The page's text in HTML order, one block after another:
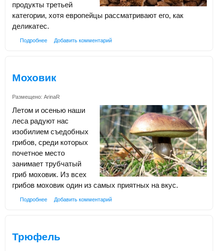
продукты третьей
категории, хотя европейцы рассматривают его, как
деликатес.
Подробнее Добавить комментарий
Моховик
Размещено: ArinaR
Летом и осенью наши
леса радуют нас
изобилием съедобных
грибов, среди которых
почетное место
занимает трубчатый
гриб моховик. Из всех
грибов моховик один из самых приятных на вкус.
Подробнее Добавить комментарий
Трюфель